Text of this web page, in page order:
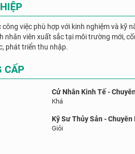
việc phù hợp với kinh nghiệm và kỹ
nhân viên xuất sắc tại môi trường mới,
phát triển thu nhập.
CẤP
Cử Nhân Kinh Tế -
Khá
Kỹ Sư Thủy Sản -
Giỏi